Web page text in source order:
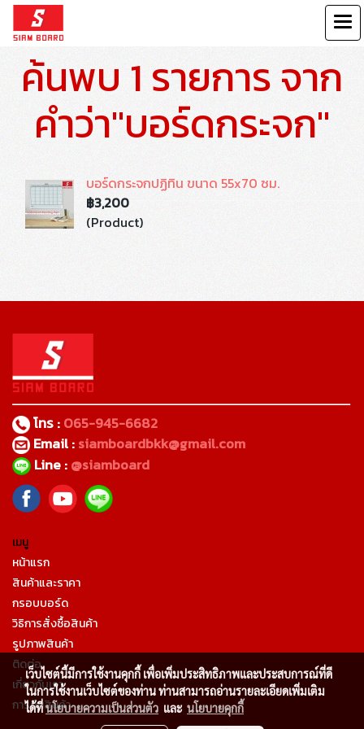
ค้นพบ 1 รายการ จาก
คำว่า"บอร์ดกระจก"
บอร์ดกระจกปฏิทิน ขนาด 55x70 ซม.
฿3,200
(Product)
โทร :065-945-6682
Email :siamboardbkk@gmail.com
Line :@siamboard
เมนู
หน้าแรก
สินค้าและราคา
กรอบบอร์ด
วิธิการสั่งซื้อสินค้า
รูปภาพสินค้า
ติดต่อ
เกี่ยวกับเรา
การคืนสินค้า
เว็บไซต์นี้มีการใช้งานคุกกี้ เพื่อเพิ่มประสิทธิภาพและประสบการณ์ที่ดี
ในการใช้งานเว็บไซต์ของท่าน ท่านสามารถอ่านรายละเอียดเพิ่มเติม
ได้ที่นโยบายความเป็นส่วนตัว และ นโยบายคุกกี้